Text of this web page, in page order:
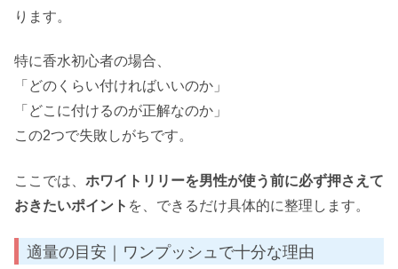
ります。
特に香水初心者の場合、
「どのくらい付ければいいのか」
「どこに付けるのが正解なのか」
この2つで失敗しがちです。
ここでは、 ホワイトリリーを男性が使う前に必ず押さえて
おきたいポイント を、できるだけ具体的に整理します。
適量の目安｜ワンプッシュで十分な理由